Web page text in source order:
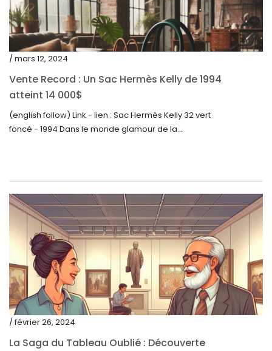
juillet 2022
juin 2022
mai 2022
mars 2022
février 2022
septembre 2021
août 2021
juillet 2021
juin 2021
mai 2021
avril 2021
mars 2021
/ mars 12, 2024
Vente Record : Un Sac Hermès Kelly de 1994
atteint 14 000$
(english follow) Link - lien : Sac Hermès Kelly 32 vert
foncé - 1994 Dans le monde glamour de la...
/ février 26, 2024
La Saga du Tableau Oublié : Découverte